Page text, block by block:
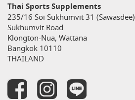
Thai Sports Supplements
235/16 Soi Sukhumvit 31 (Sawasdee)
Sukhumvit Road
Klongton-Nua, Wattana
Bangkok 10110
THAILAND